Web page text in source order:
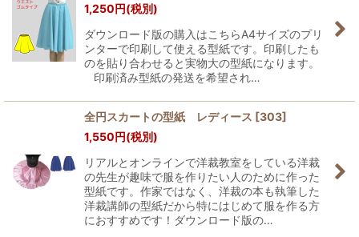
1,250円(税別)
ダウンロード版の購入はこちらA4サイズのプリ
ンターで印刷して使える型紙です。印刷したも
のを貼り合わせると実物大の型紙になります。
印刷済み型紙の発送を希望され…
全円スカートの型紙 レディース [303]
1,550円(税別)
リアルとオンラインで洋裁教室をしている洋裁
の先生が趣味で服を作りたい人のために作った
型紙です。作家ではなく、洋裁の本も執筆した
洋裁講師の型紙だから特にはじめて服を作る方
におすすめです！ダウンロード版の…